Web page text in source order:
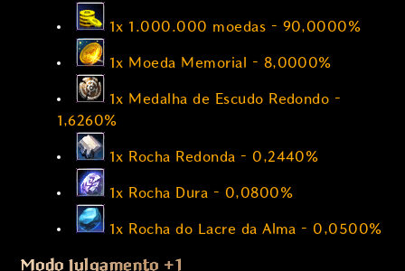
1x 1.000.000 moedas – 90,0000%
1x Moeda Memorial – 8,0000%
1x Medalha de Escudo Redondo –
1,6260%
1x Rocha Redonda – 0,2440%
1x Rocha Dura – 0,0800%
1x Rocha do Lacre da Alma – 0,0500%
Modo Julgamento +1